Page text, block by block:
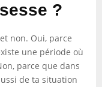
?
non. Oui, parce
une période où
parce que dans
de ta situation